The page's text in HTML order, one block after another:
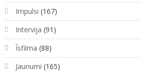
Impulsi (167)
Intervija (91)
Īsfilma (88)
Jaunumi (165)